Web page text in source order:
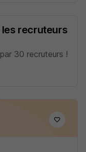
les recruteurs
30 recruteurs !